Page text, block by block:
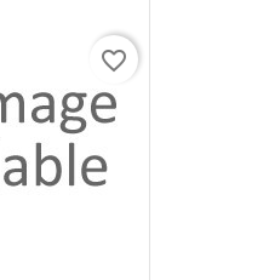
favorite_border